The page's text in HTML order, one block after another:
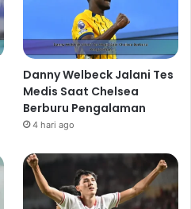
Danny Welbeck Jalani Tes
Medis Saat Chelsea
Berburu Pengalaman
4 hari ago